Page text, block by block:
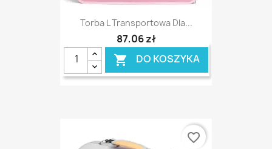
Torba L Transportowa Dla...
87,06 zł
 DO KOSZYKA
favorite_border